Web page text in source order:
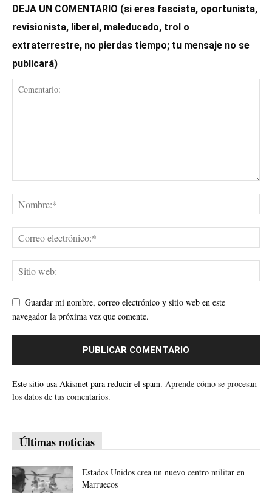
DEJA UN COMENTARIO (si eres fascista, oportunista,
revisionista, liberal, maleducado, trol o
extraterrestre, no pierdas tiempo; tu mensaje no se
publicará)
Guardar mi nombre, correo electrónico y sitio web en este
navegador la próxima vez que comente.
Este sitio usa Akismet para reducir el spam. Aprende cómo se procesan
los datos de tus comentarios.
Últimas noticias
Estados Unidos crea un nuevo centro militar en
Marruecos